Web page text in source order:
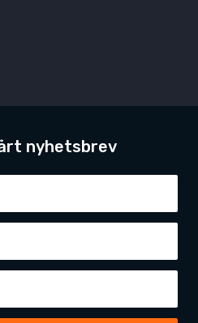
nyhetsbrev